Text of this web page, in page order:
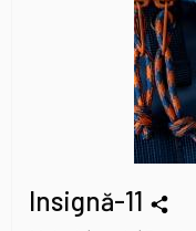
Insignă-11